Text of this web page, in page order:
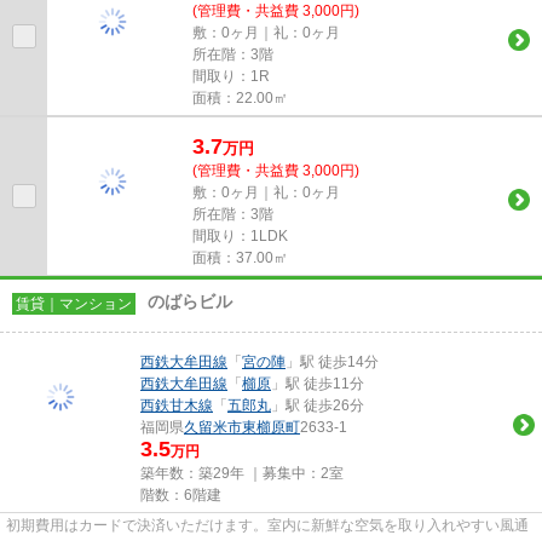
(管理費・共益費 3,000円)
敷：0ヶ月｜礼：0ヶ月
所在階：3階
間取り：1R
面積：22.00㎡
3.7万円
(管理費・共益費 3,000円)
敷：0ヶ月｜礼：0ヶ月
所在階：3階
間取り：1LDK
面積：37.00㎡
賃貸｜マンション のばらビル
西鉄大牟田線 「宮の陣 」駅 徒歩14分
西鉄大牟田線 「櫛原 」駅 徒歩11分
西鉄甘木線 「五郎丸 」駅 徒歩26分
福岡県久留米市東櫛原町2633-1
3.5万円
築年数：築29年 ｜募集中： 2室
階数：6階建
初期費用はカードで決済いただけます。室内に新鮮な空気を取り入れやすい風通